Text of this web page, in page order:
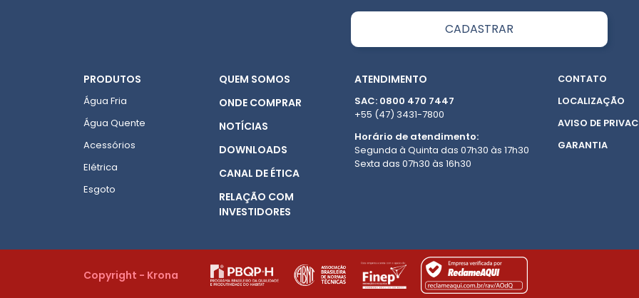
PRODUTOS
Água Fria
Água Quente
Acessórios
Elétrica
Esgoto
QUEM SOMOS
ONDE COMPRAR
NOTÍCIAS
DOWNLOADS
CANAL DE ÉTICA
RELAÇÃO COM
INVESTIDORES
ATENDIMENTO
SAC: 0800 470 7447
+55 (47) 3431-7800
Horário de atendimento:
Segunda à Quinta das 07h30 às 17h30
Sexta das 07h30 às 16h30
CONTATO
LOCALIZAÇÃO
AVISO DE
GARANTIA
Copyright - Krona